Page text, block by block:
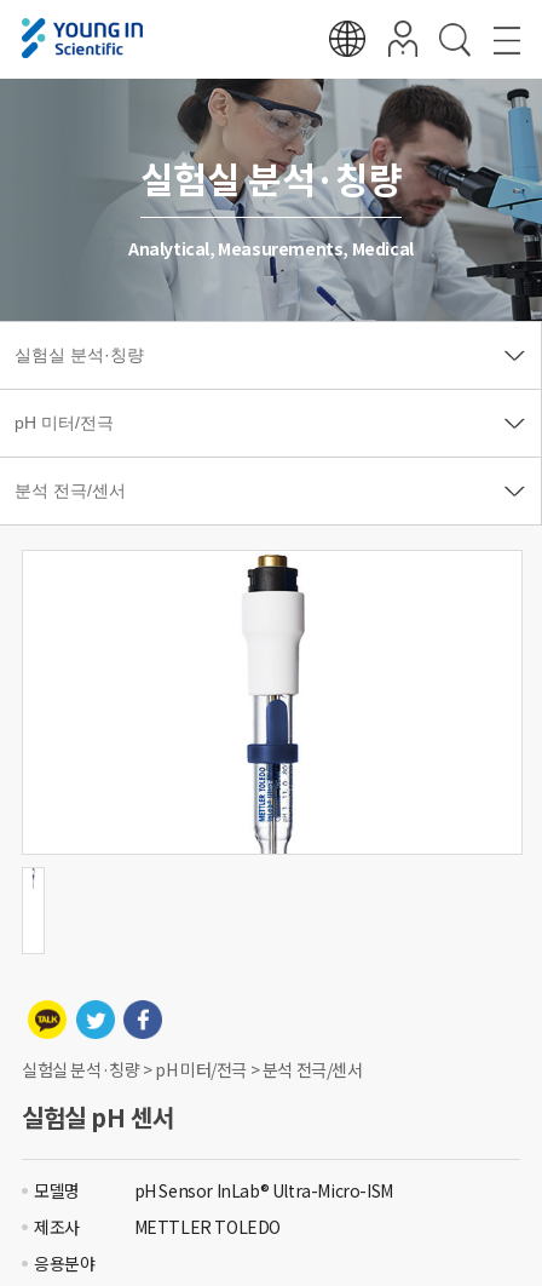
실험실 분석·칭량
Analytical, Measurements, Medical
실험실 분석·칭량 > pH 미터/전극 > 분석 전극/센서
실험실 pH 센서
모델명
pH Sensor InLab® Ultra-Micro-ISM
제조사
METTLER TOLEDO
응용분야